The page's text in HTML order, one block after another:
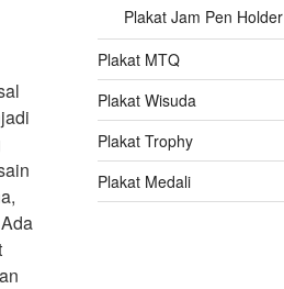
Plakat Jam Pen Holder
Plakat MTQ
Plakat Wisuda
Plakat Trophy
Plakat Medali